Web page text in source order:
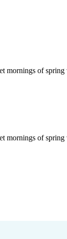
mornings of
mornings of